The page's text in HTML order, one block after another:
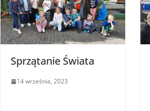
Sprzątanie Świata
14 września, 2023